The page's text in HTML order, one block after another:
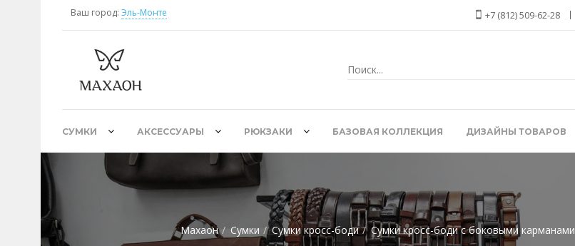
Ваш город: Эль-Монте +7 (812) 509-62-28
СУМКИ АКСЕССУАРЫ РЮКЗАКИ БАЗОВАЯ КОЛЛЕКЦИЯ ДИЗАЙНЫ ТОВАРОВ
Махаон Сумки Сумки кросс-боди Сумки кросс-боди с боковыми карманами